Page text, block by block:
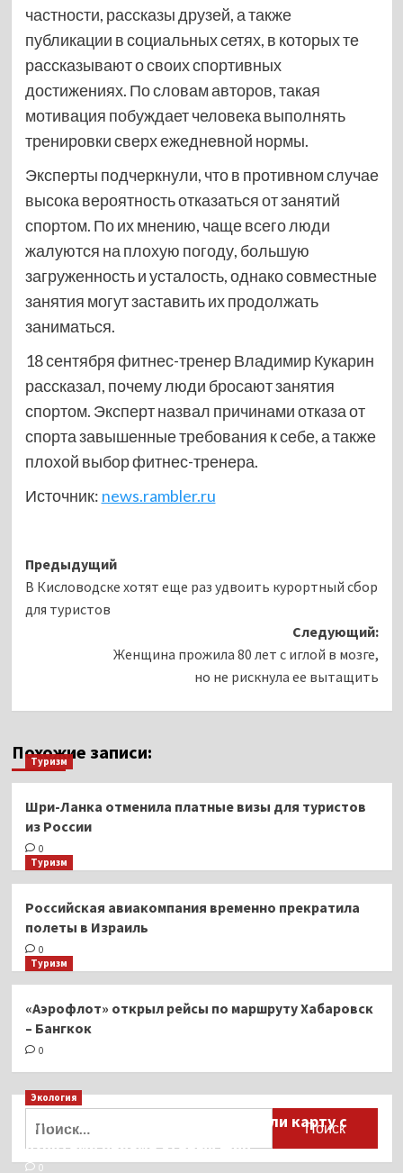
частности, рассказы друзей, а также
публикации в социальных сетях, в которых те
рассказывают о своих спортивных
достижениях. По словам авторов, такая
мотивация побуждает человека выполнять
тренировки сверх ежедневной нормы.
Эксперты подчеркнули, что в противном случае
высока вероятность отказаться от занятий
спортом. По их мнению, чаще всего люди
жалуются на плохую погоду, большую
загруженность и усталость, однако совместные
занятия могут заставить их продолжать
заниматься.
18 сентября фитнес-тренер Владимир Кукарин
рассказал, почему люди бросают занятия
спортом. Эксперт назвал причинами отказа от
спорта завышенные требования к себе, а также
плохой выбор фитнес-тренера.
Источник: news.rambler.ru
Навигация
записи
Предыдущий
В Кисловодске хотят еще раз удвоить курортный сбор
для туристов
Следующий:
Женщина прожила 80 лет с иглой в мозге,
но не рискнула ее вытащить
Похожие записи:
Туризм
Шри-Ланка отменила платные визы для туристов
из России
0
Туризм
Российская авиакомпания временно прекратила
полеты в Израиль
0
Туризм
«Аэрофлот» открыл рейсы по маршруту Хабаровск
– Бангкок
0
Экология
Для автомобилистов разработали карту с
пунктами приёма старых шин
0